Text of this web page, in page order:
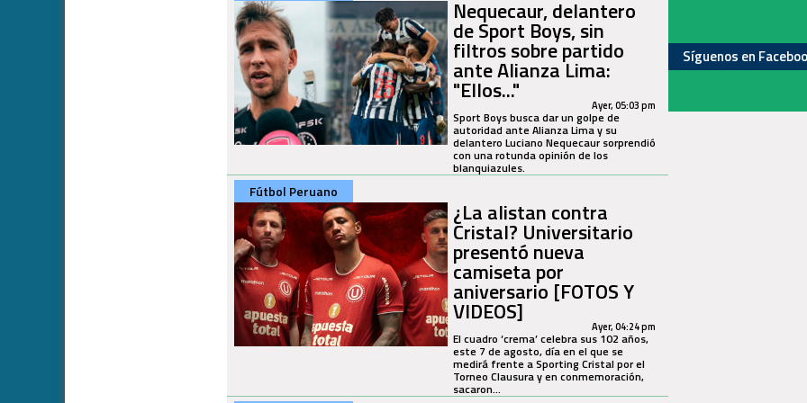
Nequecaur, delantero
de Sport Boys, sin
filtros sobre partido
ante Alianza Lima:
"Ellos..." Ayer, 05:03 pm
Sport Boys busca dar un golpe de
autoridad ante Alianza Lima y su
delantero Luciano Nequecaur sorprendió
con una rotunda opinión de los
blanquiazules.
Fútbol Peruano
¿La alistan contra
Cristal? Universitario
presentó nueva
camiseta por
aniversario [FOTOS Y
VIDEOS] Ayer, 04:24 pm
El cuadro ‘crema’ celebra sus 102 años,
este 7 de agosto, día en el que se
medirá frente a Sporting Cristal por el
Torneo Clausura y en conmemoración,
sacaron...
Síguenos en